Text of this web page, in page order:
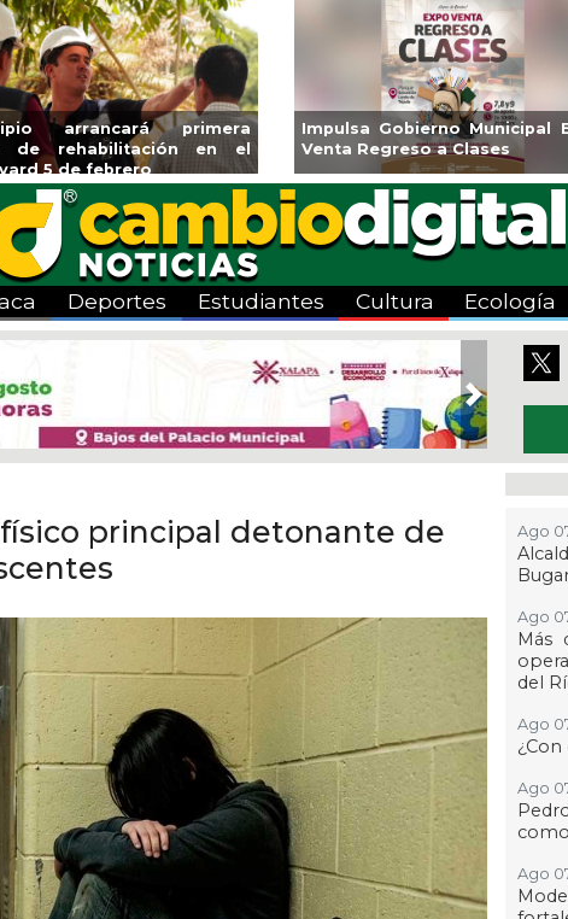
en el
Impulsa Gobierno Municipal Expo
Venta Regreso a Clases
Alberca
Centro
Deportes Estudiantes Cultura Ecología
Next
principal detonante de
Ago
Ago
Más
del
Ago
Ago
Ago